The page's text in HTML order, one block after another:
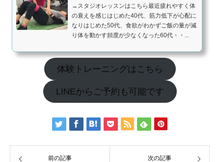
→スタジオレッスンはこちら最近疲れやすく体
の衰えを感じはじめた40代、筋力低下が心配に
なりはじめた50代、食欲がわかずご飯の量が減
り体を動かす頻度が少なくなった60代・・...
体験トレーニングはこちら
LINEからご予約も可能です
前の記事 次の記事